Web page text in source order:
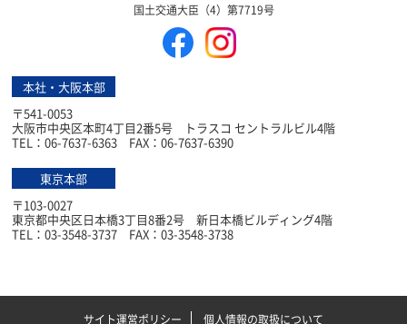
国土交通大臣（4）第7719号
本社・大阪本部
〒541-0053
大阪市中央区本町4丁目2番5号 トラスコ セントラルビル4階
TEL：06-7637-6363 FAX：06-7637-6390
東京本部
〒103-0027
東京都中央区日本橋3丁目8番2号 新日本橋ビルディング4階
TEL：03-3548-3737 FAX：03-3548-3738
サイト運営ポリシー
個人情報の取扱について